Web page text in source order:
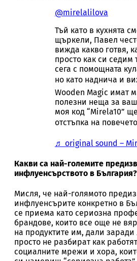
@mirelalilova
Тъй като в кухнята
щъркели, Павел
вижда какво готвя,
просто как си седим
сега с помощната
но като наднича и
Wooden Magic имат
полезни неща за
моя код “Mirela10”
отстъпка на
♬ original sound –
Какви са най-големите
инфлуенсърството в България?
Мисля, че най-голямото
инфлуенсърите конкретно в
се приема като сериозна
брандове, които все още не
на продуктите им, дали
просто не разбират как
социалните мрежи и хора,